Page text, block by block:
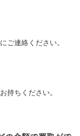
ご連絡ください。
持ちください。